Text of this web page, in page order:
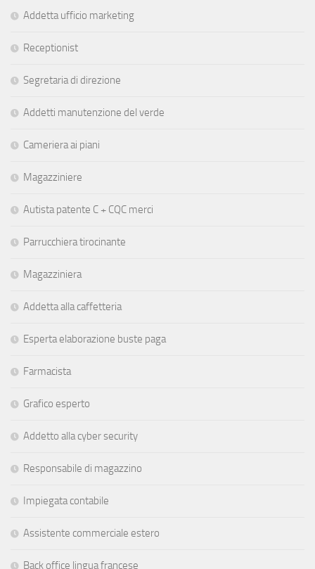
Addetta ufficio marketing
Receptionist
Segretaria di direzione
Addetti manutenzione del verde
Cameriera ai piani
Magazziniere
Autista patente C + CQC merci
Parrucchiera tirocinante
Magazziniera
Addetta alla caffetteria
Esperta elaborazione buste paga
Farmacista
Grafico esperto
Addetto alla cyber security
Responsabile di magazzino
Impiegata contabile
Assistente commerciale estero
Back office lingua francese